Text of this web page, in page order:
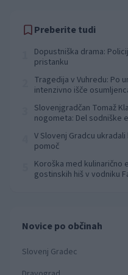
Preberite tudi
Dopustniška drama:
pristanku
Tragedija v Vuhredu: Po
intenzivno išče
Slovenjgradčan Tomaž
nogometa: Del sodniške
V Slovenj Gradcu
pomoč
Koroška med kulinarično
gostinskih hiš v vodniku
Novice po občinah
Slovenj Gradec